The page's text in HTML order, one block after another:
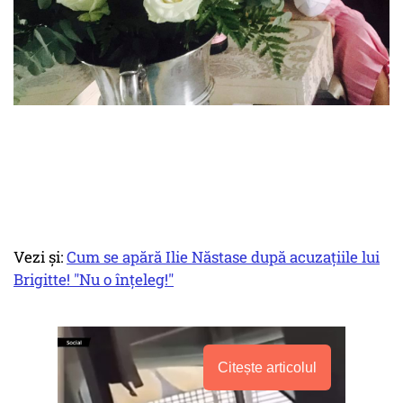
Vezi și:Cum se apără Ilie Năstase după acuzațiile lui
Brigitte! "Nu o înțeleg!"
Citește articolul